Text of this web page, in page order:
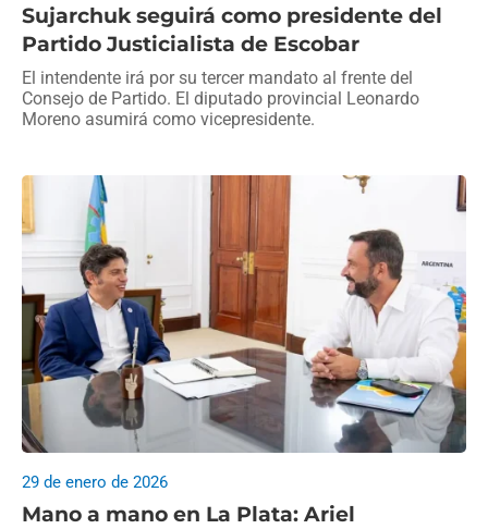
Sujarchuk seguirá como presidente del
Partido Justicialista de Escobar
El intendente irá por su tercer mandato al frente del
Consejo de Partido. El diputado provincial Leonardo
Moreno asumirá como vicepresidente.
Mano a mano en La Plata: Ariel
29 de enero de 2026